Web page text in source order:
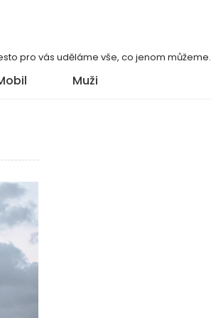
pro vás uděláme vše, co jenom můžeme.
Muži